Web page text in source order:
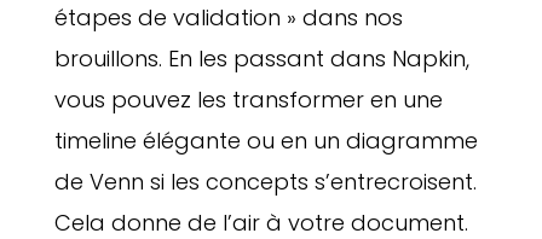
étapes de validation » dans nos
brouillons. En les passant dans Napkin,
vous pouvez les transformer en une
timeline élégante ou en un diagramme
de Venn si les concepts s’entrecroisent.
Cela donne de l’air à votre document.